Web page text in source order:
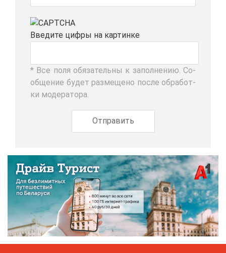
Вве­ди­те циф­ры на кар­тин­ке
* Все по­ля обя­за­тель­ны к за­пол­не­нию. Со­
об­ще­ние бу­дет раз­ме­ще­но по­сле об­ра­бот­
ки мо­де­ра­то­ра.